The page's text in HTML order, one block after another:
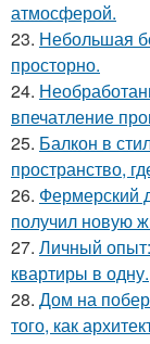
атмосферой.
23. Небольшая
просторно.
24.
впечатление
25. Балкон в
пространство,
26. Фермерский
получил новую
27. Личный
квартиры в одну.
28. Дом на
того, как